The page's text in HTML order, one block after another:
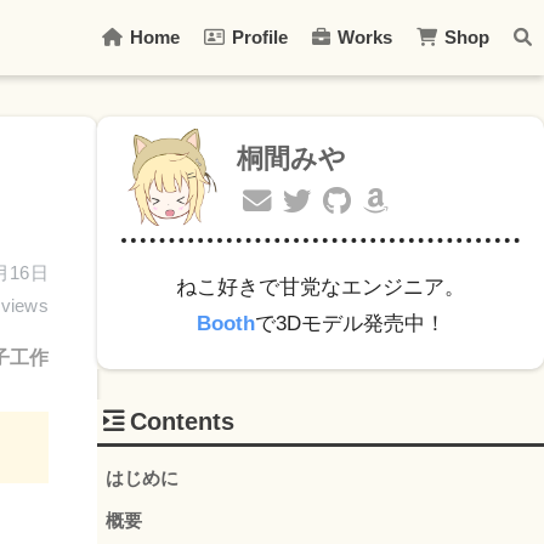
Home Profile Works Shop
16日
工作
桐間みや
ねこ好きで甘党なエンジニア。
Boothで3Dモデル発売中！
Contents
はじめに
概要